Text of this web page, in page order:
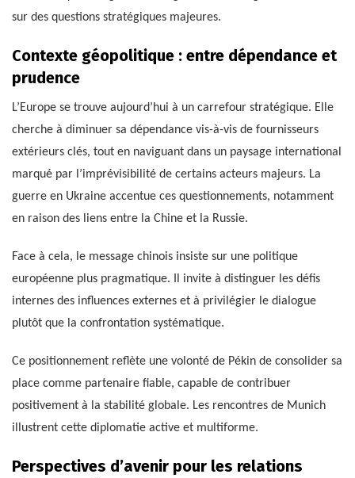
sur des questions stratégiques majeures.
Contexte géopolitique : entre dépendance et
prudence
L’Europe se trouve aujourd’hui à un carrefour stratégique. Elle
cherche à diminuer sa dépendance vis-à-vis de fournisseurs
extérieurs clés, tout en naviguant dans un paysage international
marqué par l’imprévisibilité de certains acteurs majeurs. La
guerre en Ukraine accentue ces questionnements, notamment
en raison des liens entre la Chine et la Russie.
Face à cela, le message chinois insiste sur une politique
européenne plus pragmatique. Il invite à distinguer les défis
internes des influences externes et à privilégier le dialogue
plutôt que la confrontation systématique.
Ce positionnement reflète une volonté de Pékin de consolider sa
place comme partenaire fiable, capable de contribuer
positivement à la stabilité globale. Les rencontres de Munich
illustrent cette diplomatie active et multiforme.
Perspectives d’avenir pour les relations